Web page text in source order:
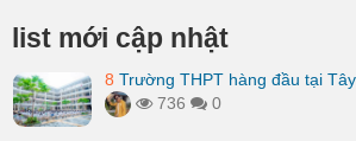
list mới cập nhật
8 Trường THPT hàng đầu tại
736
0